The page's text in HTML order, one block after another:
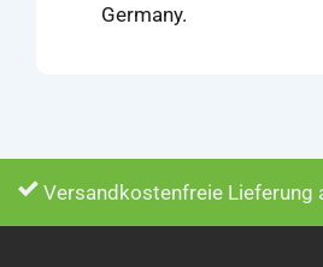
Germany.
Versandkostenfreie Lieferung